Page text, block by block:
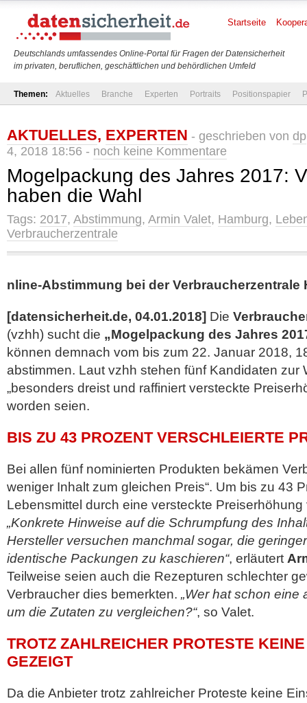
Deutschlands umfassendes Online-Portal für Fragen der Datensicherheit
im privaten, beruflichen, geschäftlichen und behördlichen Umfeld
Startseite
Themen: Aktuelles Branche Experten Portraits Positionspapier
AKTUELLES, EXPERTEN - geschrieben von dp
4, 2018 18:56 - noch keine Kommentare
Mogelpackung des Jahres 2017:
haben die Wahl
Tags: 2017, Abstimmung, Armin Valet, Hamburg,
Verbraucherzentrale
nline-Abstimmung bei der Verbraucherzentrale
[datensicherheit.de, 04.01.2018] Die
(vzhh) sucht die „Mogelpackung des Jahres
können demnach vom bis zum 22. Januar 2018,
abstimmen. Laut vzhh stehen fünf Kandidaten zur
„besonders dreist und raffiniert versteckte
worden seien.
BIS ZU 43 PROZENT VERSCHLEIERTE
Bei allen fünf nominierten Produkten bekämen
weniger Inhalt zum gleichen Preis“. Um bis zu 43
Lebensmittel durch eine versteckte Preiserhöhung
„Konkrete Hinweise auf die Schrumpfung des
Hersteller versuchen manchmal sogar, die
identische Packungen zu kaschieren“, erläutert
Teilweise seien auch die Rezepturen schlechter
Verbraucher dies bemerkten. „Wer hat schon eine
um die Zutaten zu vergleichen?“, so Valet.
TROTZ ZAHLREICHER PROTESTE
GEZEIGT
Da die Anbieter trotz zahlreicher Proteste keine